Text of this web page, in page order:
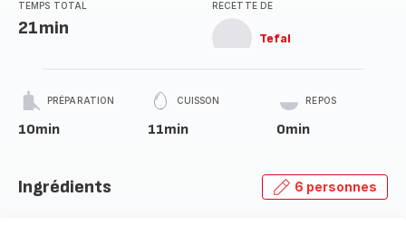
TEMPS TOTAL
21min
RECETTE DE
Tefal
PRÉPARATION
10min
CUISSON
11min
REPOS
0min
Ingrédients 6 personnes